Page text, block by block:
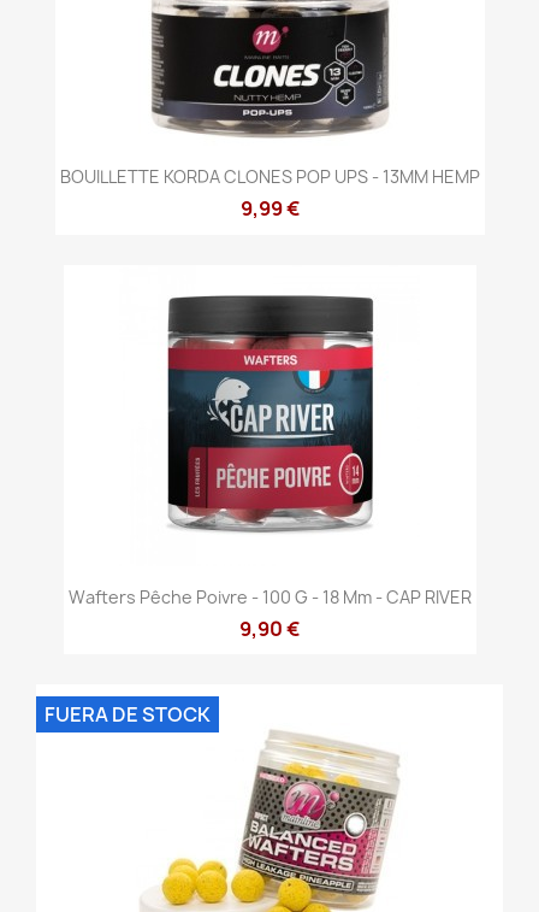
BOUILLETTE KORDA CLONES POP UPS - 13MM HEMP
9,99 €
Wafters Pêche Poivre - 100 G - 18 Mm - CAP RIVER
9,90 €
FUERA DE STOCK